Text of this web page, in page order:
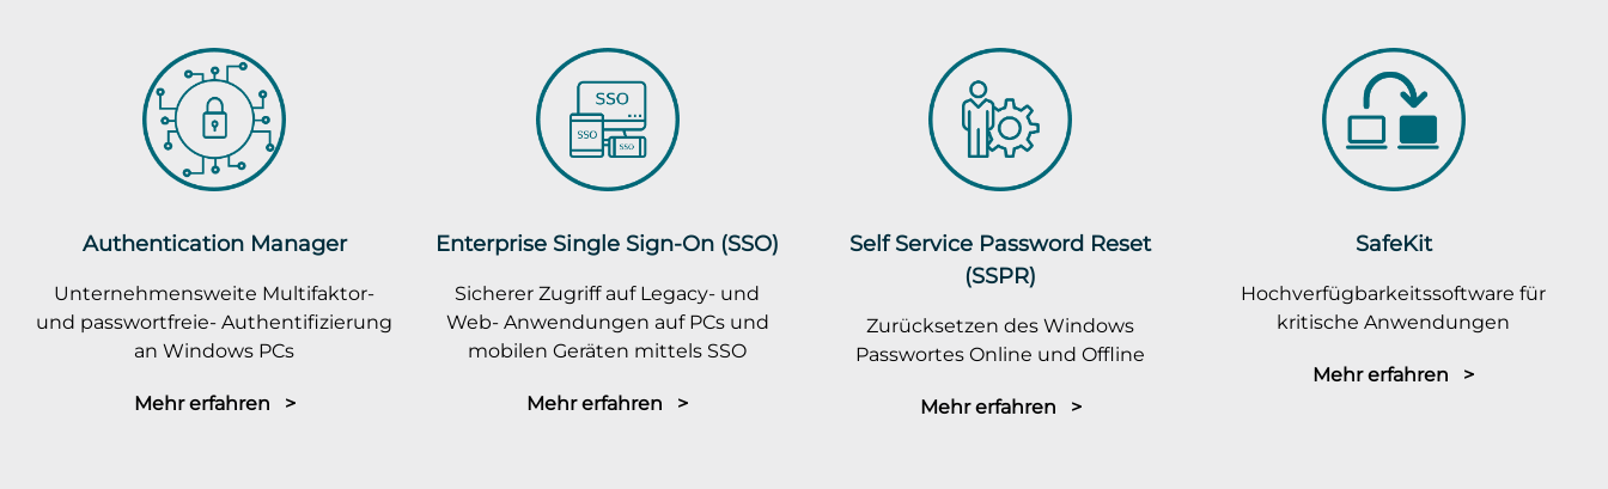
Authentication Manager
Unternehmensweite Multifaktor-
und passwortfreie- Authentifizierung
an Windows PCs
Mehr erfahren >
Enterprise Single Sign-On (SSO)
Sicherer Zugriff auf Legacy- und
Web- Anwendungen auf PCs und
mobilen Geräten mittels SSO
Mehr erfahren >
Self Service Password Reset
(SSPR)
Zurücksetzen des Windows
Passwortes Online und Offline
Mehr erfahren >
SafeKit
Hochverfügbarkeitssoftware für
kritische Anwendungen
Mehr erfahren >